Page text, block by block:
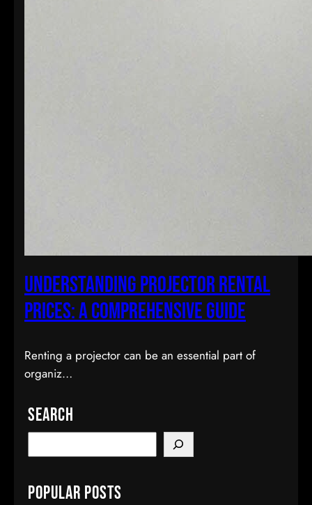
Understanding Projector Rental
Prices: A Comprehensive Guide
Renting a projector can be an essential part of
organiz…
Search
e
r
Popular Posts